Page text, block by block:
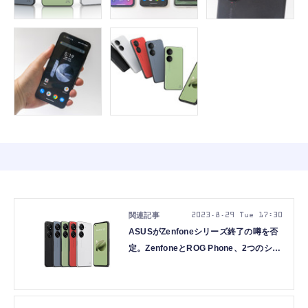
ASUSがZenfoneシリーズ終了の噂を否
定。ZenfoneとROG Phone、2つのシリ
2023.8.29 Tue 17:30